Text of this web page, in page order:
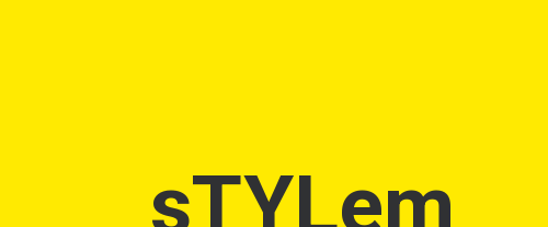
sTYLem